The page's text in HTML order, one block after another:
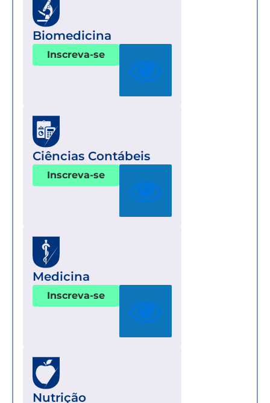
Biomedicina
Inscreva-se
Ciências Contábeis
Inscreva-se
Medicina
Inscreva-se
Nutrição